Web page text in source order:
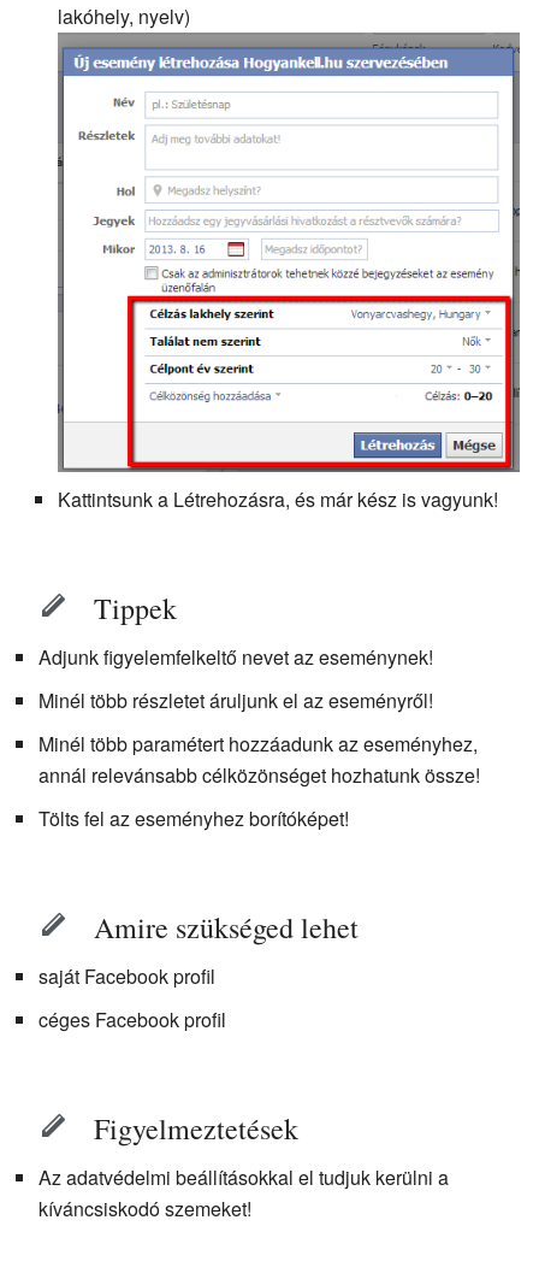
lakóhely, nyelv)
Kattintsunk a Létrehozásra, és már kész is vagyunk!
Tippek
Adjunk figyelemfelkeltő nevet az eseménynek!
Minél több részletet áruljunk el az eseményről!
Minél több paramétert hozzáadunk az eseményhez,
annál relevánsabb célközönséget hozhatunk össze!
Tölts fel az eseményhez borítóképet!
Amire szükséged lehet
saját Facebook profil
céges Facebook profil
Figyelmeztetések
Az adatvédelmi beállításokkal el tudjuk kerülni a
kíváncsiskodó szemeket!